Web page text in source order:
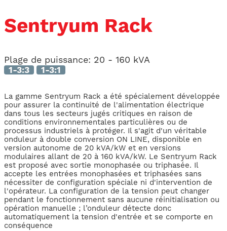
Sentryum Rack
Plage de puissance: 20 - 160 kVA
1-3:3 1-3:1
La gamme Sentryum Rack a été spécialement développée
pour assurer la continuité de l'alimentation électrique
dans tous les secteurs jugés critiques en raison de
conditions environnementales particulières ou de
processus industriels à protéger. Il s'agit d'un véritable
onduleur à double conversion ON LINE, disponible en
version autonome de 20 kVA/kW et en versions
modulaires allant de 20 à 160 kVA/kW. Le Sentryum Rack
est proposé avec sortie monophasée ou triphasée. Il
accepte les entrées monophasées et triphasées sans
nécessiter de configuration spéciale ni d'intervention de
l'opérateur. La configuration de la tension peut changer
pendant le fonctionnement sans aucune réinitialisation ou
opération manuelle ; l’onduleur détecte donc
automatiquement la tension d'entrée et se comporte en
conséquence